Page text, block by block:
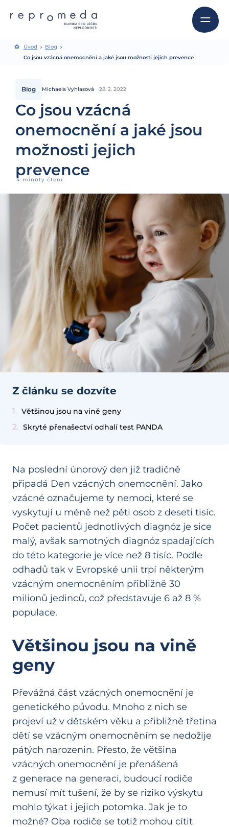
Úvod
Blog
Co jsou vzácná onemocnění a jaké jsou možnosti jejich prevence
Blog Michaela Vyhlasová 28. 2. 2022
Co jsou vzácná
onemocnění a jaké jsou
možnosti jejich
prevence
4 minuty čtení
Z článku se dozvíte
Většinou jsou na vině geny
Skryté přenašectví odhalí test PANDA
Na poslední únorový den již tradičně
připadá Den vzácných onemocnění. Jako
vzácné označujeme ty nemoci, které se
vyskytují u méně než pěti osob z deseti tisíc.
Počet pacientů jednotlivých diagnóz je sice
malý, avšak samotných diagnóz spadajících
do této kategorie je více než 8 tisíc. Podle
odhadů tak v Evropské unii trpí některým
vzácným onemocněním přibližně 30
milionů jedinců, což představuje 6 až 8 %
populace.
Většinou jsou na vině
geny
Převážná část vzácných onemocnění je
genetického původu. Mnoho z nich se
projeví už v dětském věku a přibližně třetina
dětí se vzácným onemocněním se nedožije
pátých narozenin. Přesto, že většina
vzácných onemocnění je přenášená
z generace na generaci, budoucí rodiče
nemusí mít tušení, že by se riziko výskytu
mohlo týkat i jejich potomka. Jak je to
možné? Oba rodiče se totiž mohou cítit